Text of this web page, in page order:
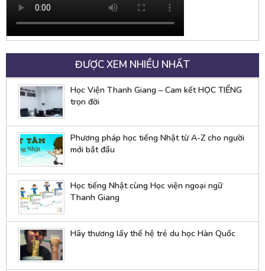
ĐƯỢC XEM NHIỀU NHẤT
Học Viện Thanh Giang – Cam kết HỌC TIẾNG
trọn đời
Phương pháp học tiếng Nhật từ A-Z cho người
mới bắt đầu
Học tiếng Nhật cùng Học viện ngoại ngữ
Thanh Giang
Hãy thương lấy thế hệ trẻ du học Hàn Quốc